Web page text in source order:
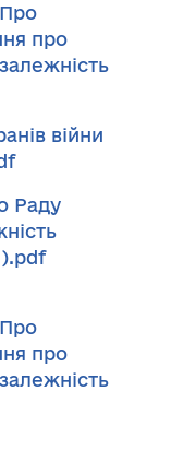
про
війни
Раду
про